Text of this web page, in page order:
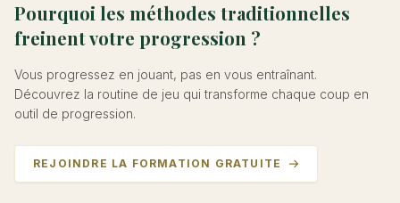
Pourquoi les méthodes traditionnelles
freinent votre progression ?
Vous progressez en jouant, pas en vous entraînant.
Découvrez la routine de jeu qui transforme chaque coup en
outil de progression.
REJOINDRE LA FORMATION GRATUITE